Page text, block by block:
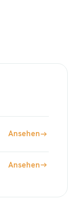
Ansehen
Ansehen